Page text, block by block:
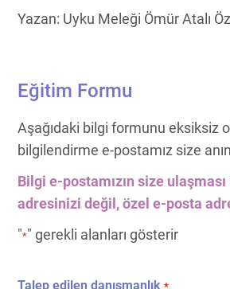
Yazan: Uyku Meleği Ömür Atalı
Eğitim Formu
Aşağıdaki bilgi formunu eksiksiz
bilgilendirme e-postamız size
Bilgi e-postamızın size
adresinizi değil, özel e-posta
"*" gerekli alanları gösterir
Talep edilen danışmanlık *